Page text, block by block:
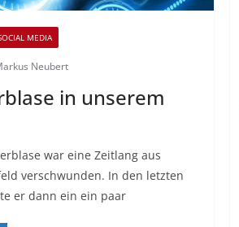
MEDIA
Neubert
in unserem
war eine Zeitlang aus
verschwunden. In den letzten
er dann ein ein paar